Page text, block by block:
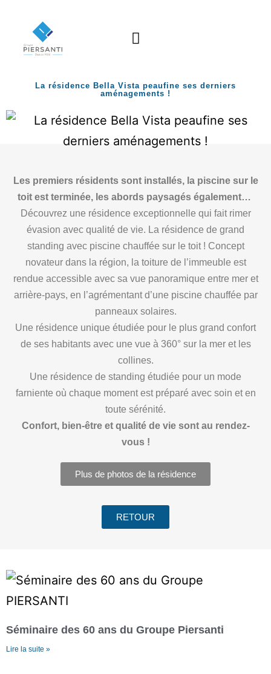
La résidence Bella Vista peaufine ses derniers
aménagements !
Les premiers résidents sont installés, la piscine sur le
toit est terminée, les abords paysagés également…
Découvrez une résidence exceptionnelle qui fait rimer
évasion avec qualité de vie. La résidence de grand
standing avec piscine chauffée sur le toit ! Concept
novateur dans la région, la toiture de l’immeuble est
rendue accessible avec sa vue panoramique entre mer et
arrière-pays, en l’agrémentant d’une piscine chauffée par
panneaux solaires.
Une résidence unique étudiée pour le plus grand confort
de ses habitants avec une vue à 360° sur la mer et les
collines.
Une résidence de standing étudiée pour un mode
farniente où chaque moment est préparé avec soin et en
toute sérénité.
Confort, bien-être et qualité de vie sont au rendez-
vous !
Plus de photos de la résidence
RETOUR
Séminaire des 60 ans du Groupe Piersanti
Lire la suite »